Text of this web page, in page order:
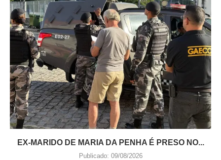
EX-MARIDO DE MARIA DA PENHA É PRESO NO...
Publicado: 09/08/2026